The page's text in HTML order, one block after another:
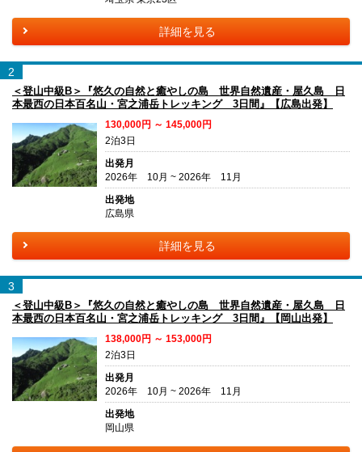
詳細を見る
2
＜登山中級B＞『悠久の自然と癒やしの島 世界自然遺産・屋久島 日
本最西の日本百名山・宮之浦岳トレッキング 3日間』【広島出発】
130,000円 ～ 145,000円
2泊3日
出発月
2026年 10月 ~ 2026年 11月
出発地
広島県
詳細を見る
3
＜登山中級B＞『悠久の自然と癒やしの島 世界自然遺産・屋久島 日
本最西の日本百名山・宮之浦岳トレッキング 3日間』【岡山出発】
138,000円 ～ 153,000円
2泊3日
出発月
2026年 10月 ~ 2026年 11月
出発地
岡山県